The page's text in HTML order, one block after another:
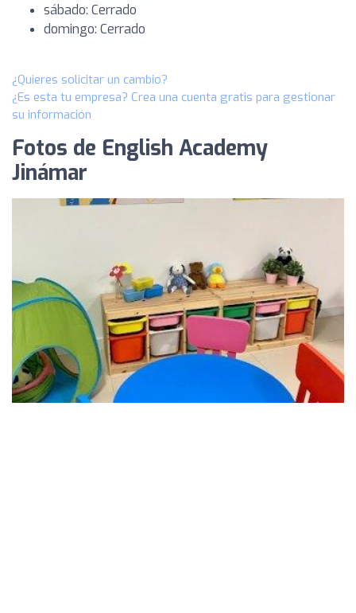
sábado: Cerrado
domingo: Cerrado
¿Quieres solicitar un cambio?
¿Es esta tu empresa? Crea una cuenta gratis para gestionar
su información
Fotos de English Academy
Jinámar